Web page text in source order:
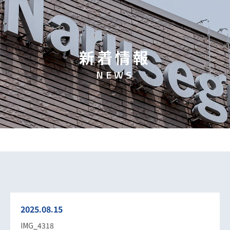
新着情報
NEWS
2025.08.15
IMG_4318